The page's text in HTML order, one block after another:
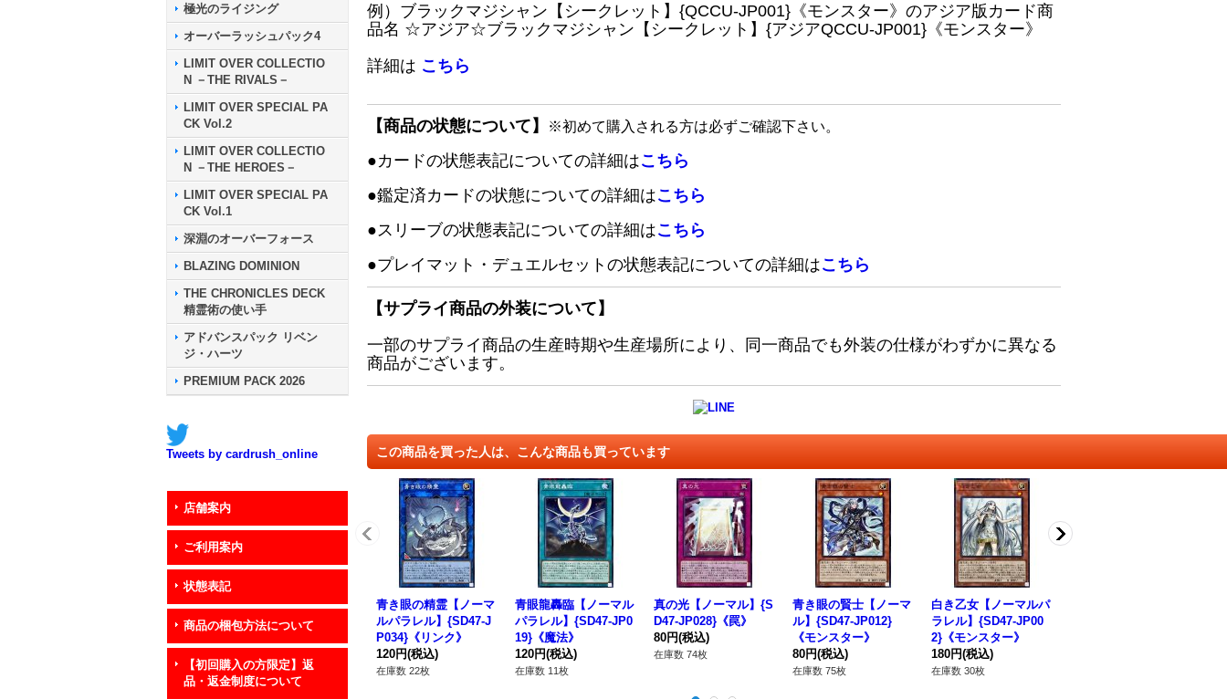
極光のライジング
オーバーラッシュパック4
LIMIT OVER COLLECTIO
N －THE RIVALS－
LIMIT OVER SPECIAL PA
CK Vol.2
LIMIT OVER COLLECTIO
N －THE HEROES－
LIMIT OVER SPECIAL PA
CK Vol.1
深淵のオーバーフォース
BLAZING DOMINION
THE CHRONICLES DECK
精霊術の使い手
アドバンスパック リベン
ジ・ハーツ
PREMIUM PACK 2026
Tweets by cardrush_online
店舗案内
ご利用案内
状態表記
商品の梱包方法について
【初回購入の方限定】返
品・返金制度について
例）ブラックマジシャン【シークレット】{QCCU-JP001}《モンスター》のアジア版カード商
品名 ☆アジア☆ブラックマジシャン【シークレット】{アジアQCCU-JP001}《モンスター》
詳細は こちら
【商品の状態について】 ※初めて購入される方は必ずご確認下さい。
●カードの状態表記についての詳細はこちら
●鑑定済カードの状態についての詳細はこちら
●スリーブの状態表記についての詳細はこちら
●プレイマット・デュエルセットの状態表記についての詳細はこちら
【サプライ商品の外装について】
一部のサプライ商品の生産時期や生産場所により、同一商品でも外装の仕様がわずかに異なる
商品がございます。
この商品を買った人は、こんな商品も買っています
青き眼の精霊【ノーマ
ルパラレル】{SD47-J
P034}《リンク》
120円(税込)
在庫数 22枚
青眼龍轟臨【ノーマル
パラレル】{SD47-JP0
19}《魔法》
120円(税込)
在庫数 11枚
真の光【ノーマル】{S
D47-JP028}《罠》
80円(税込)
在庫数 74枚
青き眼の賢士【ノーマ
ル】{SD47-JP012}
《モンスター》
80円(税込)
在庫数 75枚
白き乙女【ノーマルパ
ラレル】{SD47-JP00
2}《モンスター》
180円(税込)
在庫数 30枚